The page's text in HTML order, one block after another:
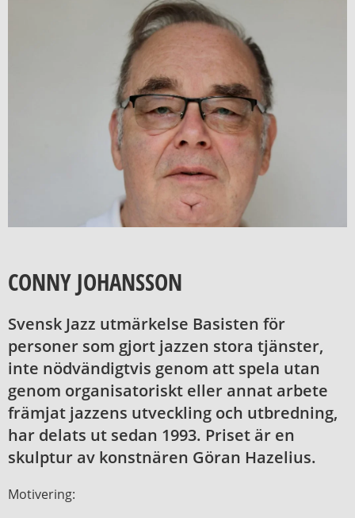
CONNY JOHANSSON
Svensk Jazz utmärkelse Basisten för
personer som gjort jazzen stora tjänster,
inte nödvändigtvis genom att spela utan
genom organisatoriskt eller annat arbete
främjat jazzens utveckling och utbredning,
har delats ut sedan 1993. Priset är en
skulptur av konstnären Göran Hazelius.
Motivering: